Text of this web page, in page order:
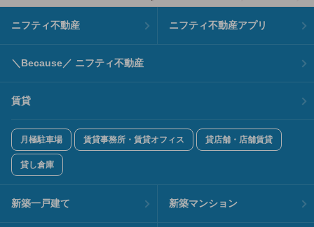
ニフティ不動産 ニフティ不動産アプリ
＼Because／ ニフティ不動産
賃貸
月極駐車場 賃貸事務所・賃貸オフィス 貸店舗・店舗賃貸
貸し倉庫
新築一戸建て 新築マンション